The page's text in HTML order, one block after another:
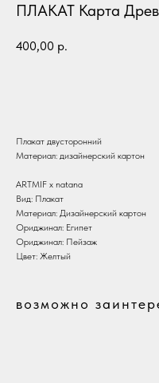
ПЛАКАТ Карта
400,00 р.
Плакат двусторонний
Материал: дизайнерский картон
ARTMIF х natana
Вид: Плакат
Материал: Дизайнерский картон
Ориджинал: Египет
Ориджинал: Пейзаж
Цвет: Желтый
возможно